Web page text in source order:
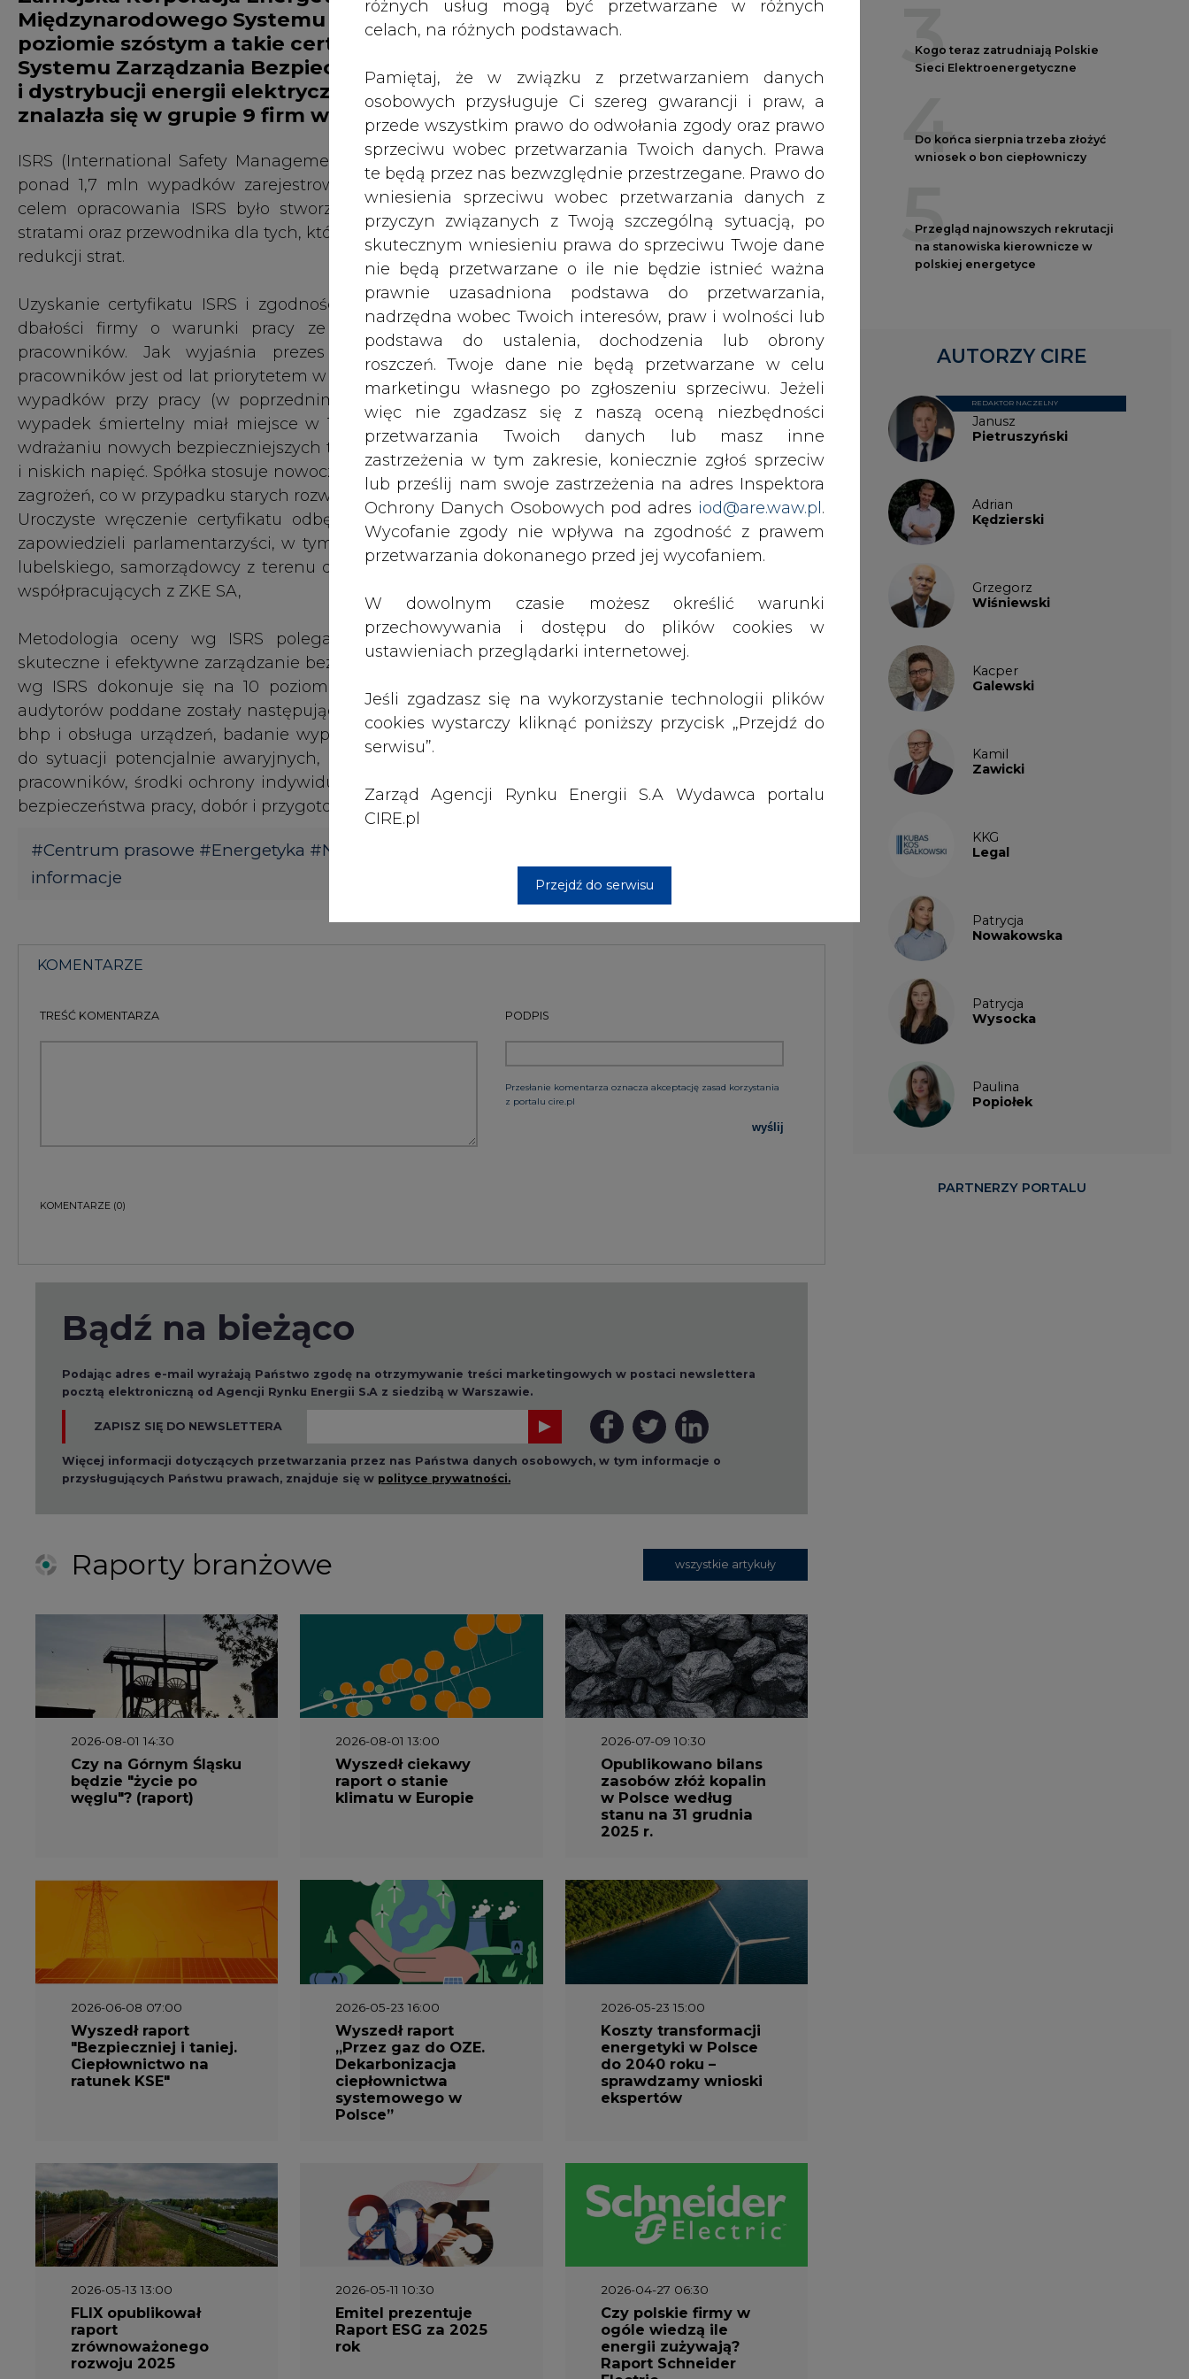
różnych usług mogą być przetwarzane w różnych
celach, na różnych podstawach.
Pamiętaj, że w związku z przetwarzaniem danych
osobowych przysługuje Ci szereg gwarancji i praw, a
przede wszystkim prawo do odwołania zgody oraz prawo
sprzeciwu wobec przetwarzania Twoich danych. Prawa
te będą przez nas bezwzględnie przestrzegane. Prawo do
wniesienia sprzeciwu wobec przetwarzania danych z
przyczyn związanych z Twoją szczególną sytuacją, po
skutecznym wniesieniu prawa do sprzeciwu Twoje dane
nie będą przetwarzane o ile nie będzie istnieć ważna
prawnie uzasadniona podstawa do przetwarzania,
nadrzędna wobec Twoich interesów, praw i wolności lub
podstawa do ustalenia, dochodzenia lub obrony
roszczeń. Twoje dane nie będą przetwarzane w celu
marketingu własnego po zgłoszeniu sprzeciwu. Jeżeli
więc nie zgadzasz się z naszą oceną niezbędności
przetwarzania Twoich danych lub masz inne
zastrzeżenia w tym zakresie, koniecznie zgłoś sprzeciw
lub prześlij nam swoje zastrzeżenia na adres Inspektora
Ochrony Danych Osobowych pod adres iod@are.waw.pl .
Wycofanie zgody nie wpływa na zgodność z prawem
przetwarzania dokonanego przed jej wycofaniem.
W dowolnym czasie możesz określić warunki
przechowywania i dostępu do plików cookies w
ustawieniach przeglądarki internetowej.
Jeśli zgadzasz się na wykorzystanie technologii plików
cookies wystarczy kliknąć poniższy przycisk „Przejdź do
serwisu”.
Zarząd Agencji Rynku Energii S.A Wydawca portalu
CIRE.pl
Przejdź do serwisu
Międzynarodowego Systemu Oceny Bezpieczeństwa Pracy ISRS na
poziomie szóstym a takie certyfikat zgodności z normą PN-N 18001:1999
Systemu Zarządzania Bezpieczeństwem i Higieną Pracy w zakresie przesyłu
i dystrybucji energii elektrycznej oraz obrotu energią elektryczną. ZKE SA
znalazła się w grupie 9 firm w Polsce spełniających wymagania normy ISRS.
ISRS (International Safety Management Rating System) został opracowany na podstawie analizy
ponad 1,7 mln wypadków zarejestrowanych przez prawie 300 amerykańskich firm. Pierwotnym
celem opracowania ISRS było stworzenie narzędzia do wymiernej oceny poziomu zarządzania
stratami oraz przewodnika dla tych, którzy chcą wdrożyć najlepsze formy zarządzania zmierzające do
redukcji strat.
Uzyskanie certyfikatu ISRS i zgodności z normą FN-N 18001: 1999 świadczy o wysokim poziomie
dbałości firmy o warunki pracy ze szczególnym uwzględnieniem bezpieczeństwa i zdrowia
pracowników. Jak wyjaśnia prezes zarządu ZKE SA Krzysztof Kalinowski, bezpieczeństwo
pracowników jest od lat priorytetem w ZKE SA, Efektem podejmowanych działań jest niewielka ilość
wypadków przy pracy (w poprzednim roku było ich 9, wszystkie określane jako lekkie, ostatni
wypadek śmiertelny miał miejsce w 1997 roku). ZKE SA jest jednym z liderów w energetyce we
wdrażaniu nowych bezpieczniejszych technologii pracy. Są to prace pod napięciem w sieci średnich
i niskich napięć. Spółka stosuje nowoczesne urządzenia, których eksploatacja nie niesie ze sobą tylu
zagrożeń, co w przypadku starych rozwiązań.
Uroczyste wręczenie certyfikatu odbędzie się 5 grudnia w Zamościu. Udział w tej uroczystości
zapowiedzieli parlamentarzyści, w tym minister Lech Nikolski przedstawiciele władz województwa
lubelskiego, samorządowcy z terenu działania zamojskiej spółki oraz reprezentanci firm i instytucji
współpracujących z ZKE SA,
Metodologia oceny wg ISRS polega na podziale całości przedsięwzięć, mających wpływ na
skuteczne i efektywne zarządzanie bezpieczeństwem pracy, na 20 podstawowych obszarów. Audyty
wg ISRS dokonuje się na 10 poziomach, dwiema różnymi metodami oceny. W ZKE SA ocenie
audytorów poddane zostały następujące obszary: zarządzanie i administracja, planowane przeglądy
bhp i obsługa urządzeń, badanie wypadków i zdarzeń potencjalnie wypadkowych, przygotowanie
do sytuacji potencjalnie awaryjnych, przepisy bhp i pozwolenia na wykonywanie prac, szkolenie
pracowników, środki ochrony indywidualnej, ochrona zdrowia i higiena pracy, promocja zagadnień
bezpieczeństwa pracy, dobór i przygotowanie pracowników do pracy.
#Centrum prasowe #Energetyka #Najnowsze
informacje
KOMENTARZE
TREŚĆ KOMENTARZA PODPIS
Przesłanie komentarza oznacza akceptację zasad korzystania
z portalu cire.pl
wyślij
KOMENTARZE (0)
Bądź na bieżąco
Podając adres e-mail wyrażają Państwo zgodę na otrzymywanie treści marketingowych w postaci newslettera
pocztą elektroniczną od Agencji Rynku Energii S.A z siedzibą w Warszawie.
ZAPISZ SIĘ DO NEWSLETTERA
Więcej informacji dotyczących przetwarzania przez nas Państwa danych osobowych, w tym informacje o
przysługujących Państwu prawach, znajduje się w polityce prywatności.
Raporty branżowe wszystkie artykuły
2026-08-01 14:30
Czy na Górnym Śląsku
będzie "życie po
węglu"? (raport)
2026-08-01 13:00
Wyszedł ciekawy
raport o stanie
klimatu w Europie
2026-07-09 10:30
Opublikowano bilans
zasobów złóż kopalin
w Polsce według
stanu na 31 grudnia
2025 r.
2026-06-08 07:00
Wyszedł raport
"Bezpieczniej i taniej.
Ciepłownictwo na
ratunek KSE"
2026-05-23 16:00
Wyszedł raport
„Przez gaz do OZE.
Dekarbonizacja
ciepłownictwa
systemowego w
Polsce”
2026-05-23 15:00
Koszty transformacji
energetyki w Polsce
do 2040 roku –
sprawdzamy wnioski
ekspertów
2026-05-13 13:00
FLIX opublikował
raport
zrównoważonego
rozwoju 2025
2026-05-11 10:30
Emitel prezentuje
Raport ESG za 2025
rok
2026-04-27 06:30
Czy polskie firmy w
ogóle wiedzą ile
energii zużywają?
Raport Schneider
3
Kogo teraz zatrudniają Polskie
Sieci Elektroenergetyczne
4
Do końca sierpnia trzeba złożyć
wniosek o bon ciepłowniczy
5
Przegląd najnowszych rekrutacji
na stanowiska kierownicze w
polskiej energetyce
Janusz
Pietruszyński
REDAKTOR NACZELNY
Adrian
Kędzierski
Grzegorz
Wiśniewski
Kacper
Galewski
Kamil
Zawicki
KKG
Legal
Patrycja
Nowakowska
Patrycja
Wysocka
Paulina
Popiołek
AUTORZY CIRE
PARTNERZY PORTALU